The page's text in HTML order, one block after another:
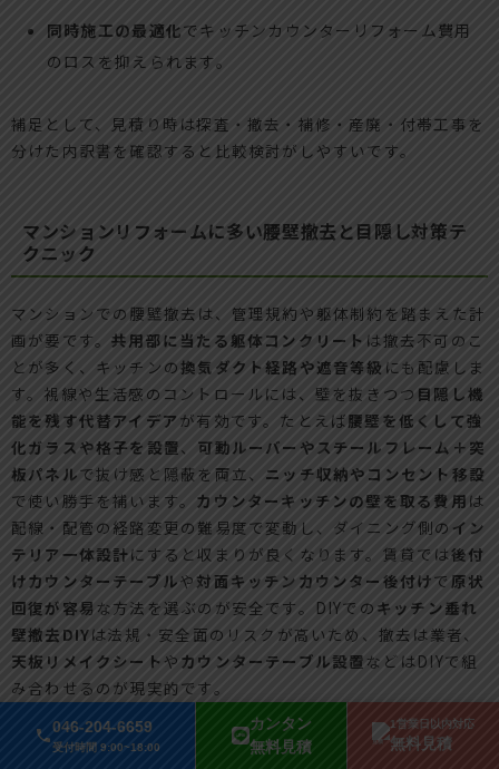
046-204-6659
受付時間 9:00~18:00
カンタン
無料見積
1営業日以内対応
無料見積
同時施工の最適化でキッチンカウンターリフォーム費用
のロスを抑えられます。
補足として、見積り時は探査・撤去・補修・産廃・付帯工事を
分けた内訳書を確認すると比較検討がしやすいです。
マンションリフォームに多い腰壁撤去と目隠し対策テ
クニック
マンションでの腰壁撤去は、管理規約や躯体制約を踏まえた計
画が要です。共用部に当たる躯体コンクリート は撤去不可のこ
とが多く、キッチンの換気ダクト経路や遮音等級 にも配慮しま
す。視線や生活感のコントロールには、壁を抜きつつ 目隠し機
能を残す代替アイデア が有効です。たとえば腰壁を低くして強
化ガラスや格子を設置、 可動ルーバーやスチールフレーム＋突
板パネルで抜け感と隠蔽を両立、 ニッチ収納やコンセント移設
で使い勝手を補います。 カウンターキッチンの壁を取る費用 は
配線・配管の経路変更の難易度で変動し、ダイニング側の イン
テリア一体設計にすると収まりが良くなります。賃貸では後付
けカウンターテーブルや 対面キッチンカウンター後付けで 原状
回復が容易な方法を選ぶのが安全です。DIYでの キッチン垂れ
壁撤去DIYは法規・安全面のリスクが高いため、撤去は業者、
天板リメイクシート や カウンターテーブル設置などはDIYで組
み合わせるのが現実的です。